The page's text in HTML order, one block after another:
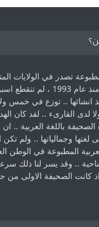
تصدر في الولايات
الامريكية منذ عام 1993 ،
انشائها .. توزع في خمس
لدى القارىء ..‏ لقد كان
باللغة العربية .. ان
وجمالياتها .. ولم تكن
المطبوعة في الوطن
.. وقد يسر لنا ذلك
كانت ‏الصحيفة الاولى من